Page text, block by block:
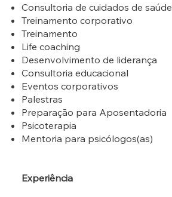
Consultoria de cuidados de saúde
Treinamento corporativo
Treinamento
Life coaching
Desenvolvimento de liderança
Consultoria educacional
Eventos corporativos
Palestras
Preparação para Aposentadoria
Psicoterapia
Mentoria para psicólogos(as)
Experiência